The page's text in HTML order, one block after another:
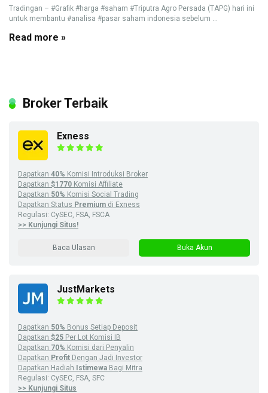
Tradingan – #Grafik #harga #saham #Triputra Agro Persada (TAPG) hari ini
untuk membantu #analisa #pasar saham indonesia sebelum ...
Read more »
Broker Terbaik
Exness
Dapatkan 40% Komisi Introduksi Broker
Dapatkan $1770 Komisi Affiliate
Dapatkan 50% Komisi Social Trading
Dapatkan Status Premium di Exness
Regulasi: CySEC, FSA, FSCA
>> Kunjungi Situs!
Baca Ulasan Buka Akun
JustMarkets
Dapatkan 50% Bonus Setiap Deposit
Dapatkan $25 Per Lot Komisi IB
Dapatkan 70% Komisi dari Penyalin
Dapatkan Profit Dengan Jadi Investor
Dapatkan Hadiah
Istimewa Bagi Mitra
Regulasi: CySEC, FSA, SFC
>> Kunjungi Situs